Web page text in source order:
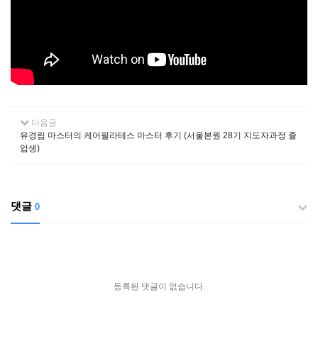
다음글
유경림 마스터의 케어필라테스 마스터 후기 (서울본원 28기 지도자과정 졸
업생)
댓글 0
등록된 댓글이 없습니다.